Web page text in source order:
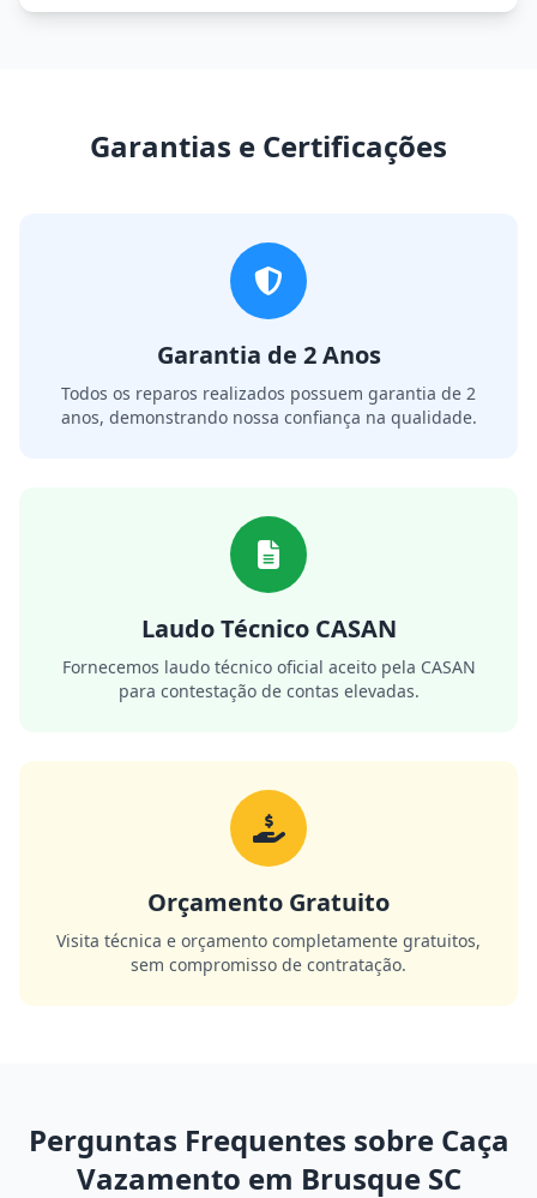
Garantias e Certificações
Garantia de 2 Anos
Todos os reparos realizados possuem garantia de 2
anos, demonstrando nossa confiança na qualidade.
Laudo Técnico CASAN
Fornecemos laudo técnico oficial aceito pela CASAN
para contestação de contas elevadas.
Orçamento Gratuito
Visita técnica e orçamento completamente gratuitos,
sem compromisso de contratação.
Perguntas Frequentes sobre Caça
Vazamento em Brusque SC